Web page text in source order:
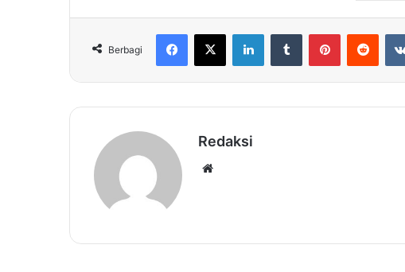
Berbagi
Facebook
X LinkedInTumblr Pinterest
Redaksi